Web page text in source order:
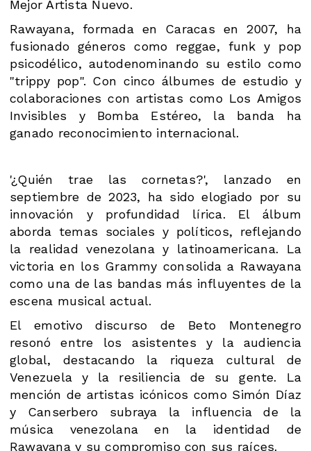
Mejor Artista Nuevo.
Rawayana, formada en Caracas en 2007, ha
fusionado géneros como reggae, funk y pop
psicodélico, autodenominando su estilo como
"trippy pop". Con cinco álbumes de estudio y
colaboraciones con artistas como Los Amigos
Invisibles y Bomba Estéreo, la banda ha
ganado reconocimiento internacional.
'¿Quién trae las cornetas?', lanzado en
septiembre de 2023, ha sido elogiado por su
innovación y profundidad lírica. El álbum
aborda temas sociales y políticos, reflejando
la realidad venezolana y latinoamericana. La
victoria en los Grammy consolida a Rawayana
como una de las bandas más influyentes de la
escena musical actual.
El emotivo discurso de Beto Montenegro
resonó entre los asistentes y la audiencia
global, destacando la riqueza cultural de
Venezuela y la resiliencia de su gente. La
mención de artistas icónicos como Simón Díaz
y Canserbero subraya la influencia de la
música venezolana en la identidad de
Rawayana y su compromiso con sus raíces.